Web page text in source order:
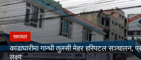
समाचार
काडाघारीमा गान्धी तुलसी मेहर हस्पिटल सञ्चालन,
लक्ष्य